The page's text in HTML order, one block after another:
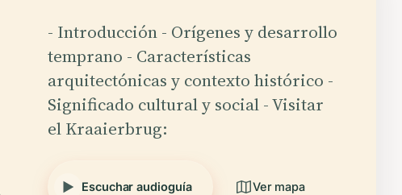
- Introducción - Orígenes y desarrollo
temprano - Características
arquitectónicas y contexto histórico -
Significado cultural y social - Visitar
el Kraaierbrug:
Escuchar audioguía Ver mapa